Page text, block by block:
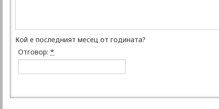
Кой е последният месец от годината?
Отговор: *